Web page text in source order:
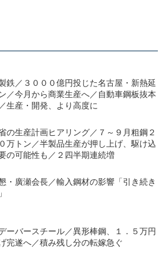
鉄／３０００億円投じた名古屋・新熱延
／今月から商業生産へ／自動車鋼板抜本
生産・開発、より高度に
の生産計画ヒアリング／７～９月粗鋼２
万トン／半製品生産が押し上げ、駆け込
の可能性も／２四半期連続増
・廣瀬会長／輸入鋼材の影響「引き続き
ーバースチール／異形棒鋼、１．５万円
完遂へ／積み残し分の転嫁急ぐ